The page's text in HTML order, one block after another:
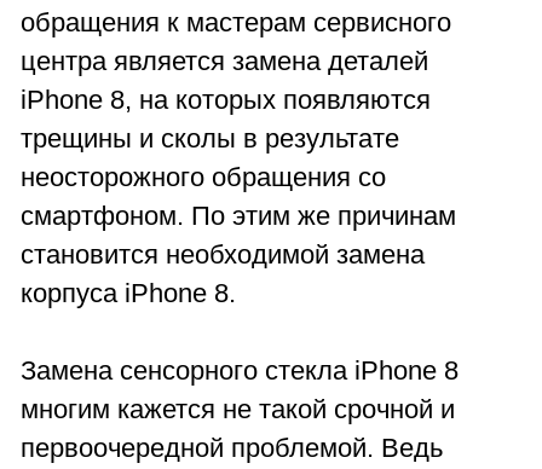
обращения к мастерам сервисного
центра является замена деталей
iPhone 8, на которых появляются
трещины и сколы в результате
неосторожного обращения со
смартфоном. По этим же причинам
становится необходимой замена
корпуса iPhone 8.
Замена сенсорного стекла iPhone 8
многим кажется не такой срочной и
первоочередной проблемой. Ведь